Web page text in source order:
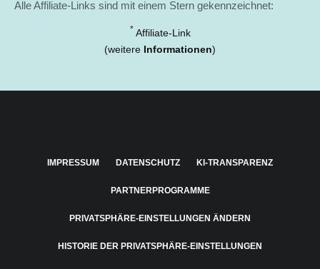
Alle Affiliate-Links sind mit einem Stern gekennzeichnet:
* Affiliate-Link
(weitere Informationen)
IMPRESSUM DATENSCHUTZ KI-TRANSPARENZ
PARTNERPROGRAMME
PRIVATSPHÄRE-EINSTELLUNGEN ÄNDERN
HISTORIE DER PRIVATSPHÄRE-EINSTELLUNGEN